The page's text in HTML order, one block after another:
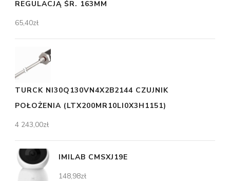
REGULACJĄ ŚR. 163MM
65,40zł
TURCK NI30Q130VN4X2B2144 CZUJNIK
POŁOŻENIA (LTX200MR10LI0X3H1151)
4 243,00zł
IMILAB CMSXJ19E
148,98zł